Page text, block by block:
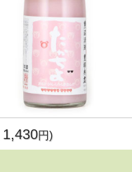
1,430円)